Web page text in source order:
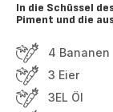
In die Schüssel
Piment und die
4 Bananen
3 Eier
3EL Öl